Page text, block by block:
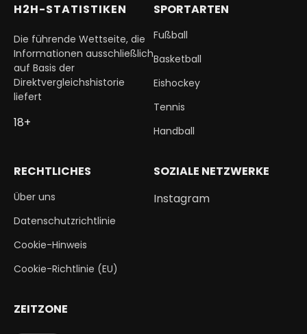
H2H-STATISTIKEN
Die führende Wettseite, die
Informationen ausschließlich
auf Basis der
Direktvergleichshistorie
liefert
18+
SPORTARTEN
Fußball
Basketball
Eishockey
Tennis
Handball
RECHTLICHES
Über uns
Datenschutzrichtlinie
Cookie-Hinweis
Cookie-Richtlinie (EU)
SOZIALE NETZWERKE
Instagram
ZEITZONE